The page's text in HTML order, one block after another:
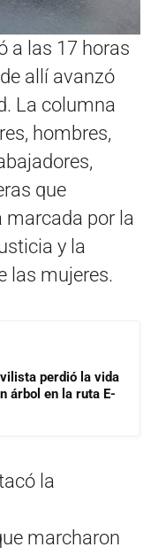
a las 17 horas
allí avanzó
La columna
hombres,
que
marcada por la
y la
las mujeres.
perdió la vida
árbol en la ruta E-
la
marcharon